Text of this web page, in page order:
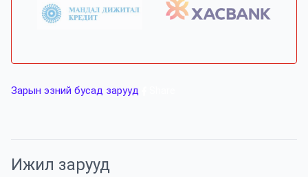
Зарын эзний бусад зарууд
Ижил зарууд